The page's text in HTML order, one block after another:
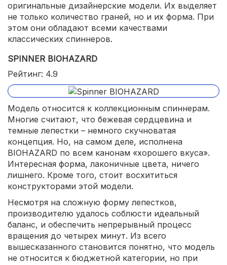
оригинальные дизайнерские модели. Их выделяет
не только количество граней, но и их форма. При
этом они обладают всеми качествами
классических спиннеров.
SPINNER BIOHAZARD
Рейтинг: 4.9
Модель относится к коллекционным спиннерам.
Многие считают, что бежевая сердцевина и
темные лепестки – немного скучноватая
концепция. Но, на самом деле, исполнена
BIOHAZARD по всем канонам «хорошего вкуса».
Интересная форма, лаконичные цвета, ничего
лишнего. Кроме того, стоит восхититься
конструкторами этой модели.
Несмотря на сложную форму лепестков,
производителю удалось соблюсти идеальный
баланс, и обеспечить непрерывный процесс
вращения до четырех минут. Из всего
вышесказанного становится понятно, что модель
не относится к бюджетной категории, но при